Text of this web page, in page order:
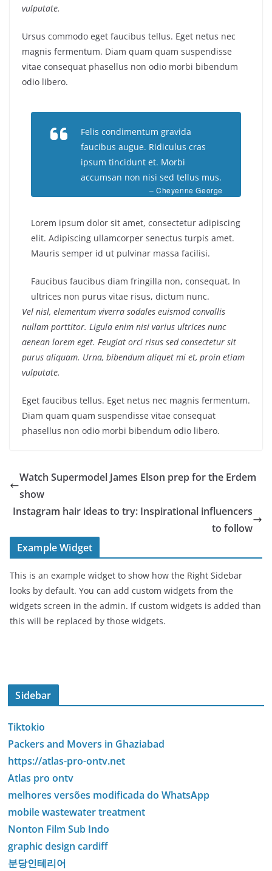
vulputate.
Ursus commodo eget faucibus tellus. Eget netus nec
magnis fermentum. Diam quam quam suspendisse
vitae consequat phasellus non odio morbi bibendum
odio libero.
Felis condimentum gravida
faucibus augue. Ridiculus cras
ipsum tincidunt et. Morbi
accumsan non nisi sed tellus mus.
– Cheyenne George
Lorem ipsum dolor sit amet, consectetur adipiscing
elit. Adipiscing ullamcorper senectus turpis amet.
Mauris semper id ut pulvinar massa facilisi.
Faucibus faucibus diam fringilla non, consequat. In
ultrices non purus vitae risus, dictum nunc.
Vel nisl, elementum viverra sodales euismod convallis
nullam porttitor. Ligula enim nisi varius ultrices nunc
aenean lorem eget. Feugiat orci risus sed consectetur sit
purus aliquam. Urna, bibendum aliquet mi et, proin etiam
vulputate.
Eget faucibus tellus. Eget netus nec magnis fermentum.
Diam quam quam suspendisse vitae consequat
phasellus non odio morbi bibendum odio libero.
Watch Supermodel James Elson prep for the Erdem
show
Instagram hair ideas to try: Inspirational influencers
to follow
Example Widget
This is an example widget to show how the Right Sidebar
looks by default. You can add custom widgets from the
widgets screen in the admin. If custom widgets is added than
this will be replaced by those widgets.
Sidebar
Tiktokio
Packers and Movers in Ghaziabad
https://atlas-pro-ontv.net
Atlas pro ontv
melhores versões modificada do WhatsApp
mobile wastewater treatment
Nonton Film Sub Indo
graphic design cardiff
분당인테리어